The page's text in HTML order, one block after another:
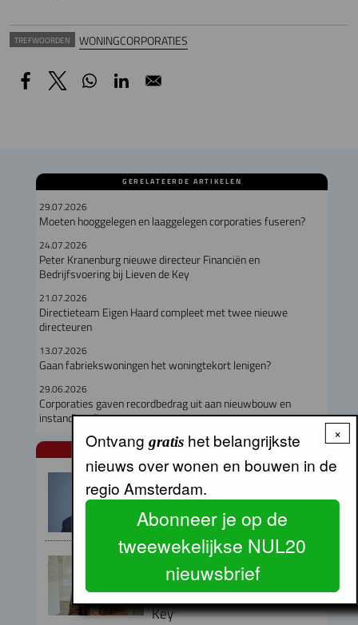
TREFWOORDEN WONINGCORPORATIES
GERELATEERDE ARTIKELEN
29.07.2026
Moeten hooggelegen en laaggelegen corporaties fuseren?
24.07.2026
Peter Kranenburg nieuwe directeur Financiën en
Bedrijfsvoering bij Lieven de Key
21.07.2026
Directieteam Eigen Haard compleet met twee nieuwe
directeuren
13.07.2026
Gaan fabriekswoningen het woningtekort lenigen?
29.06.2026
Corporaties gaven recordbedrag uit aan nieuwbouw en
instandhouding
NUL20 NIEUWS
Armand van de Laar per 1
september aangesteld als
secretaris-directeur MRA
Peter Kranenburg nieuwe
directeur Financiën en
Bedrijfsvoering bij Lieven de
Key
×
Ontvang gratishet belangrijkste
nieuws over wonen en bouwen in de
regio Amsterdam.
Abonneer je op de
tweewekelijkse NUL20
nieuwsbrief